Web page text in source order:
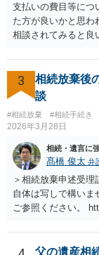
支払いの費目等につ
た方が良いかと思わ
相談されてみると良
3
相続放棄後
談
#相続放棄 #相続手続き
2026年3月28日
相続・遺言に
髙橋 俊太 弁
＞相続放棄申述受
自体は写しで構いま
ご参照ください。
父の遺産相